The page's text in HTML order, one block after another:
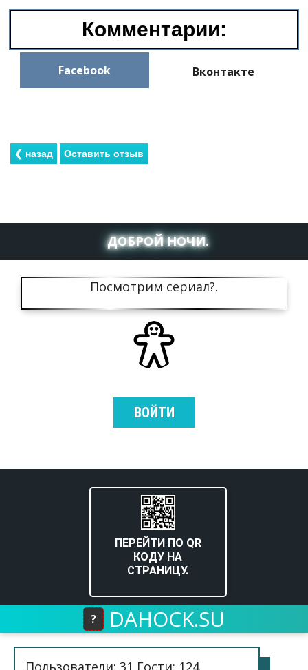
Комментарии:
Facebook Вконтакте
ДОБРОЙ НОЧИ.
Посмотрим сериал?.
ВОЙТИ
ПЕРЕЙТИ ПО QR
КОДУ НА
СТРАНИЦУ.
? DAHOCK.SU
Пользователи: 31 Гости: 124